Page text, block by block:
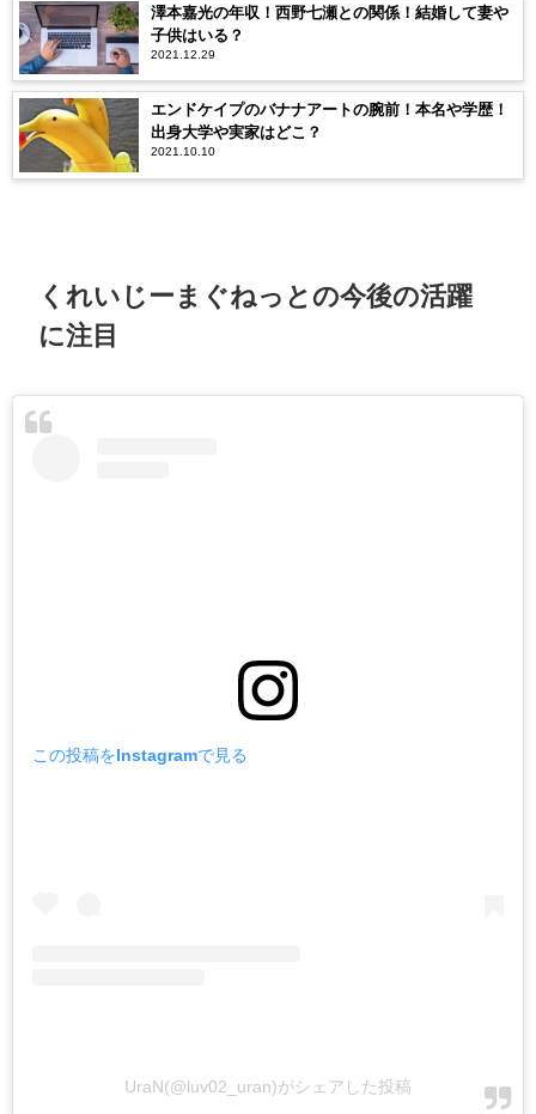
澤本嘉光の年収！西野七瀬との関係！結婚して妻や
子供はいる？
2021.12.29
エンドケイプのバナナアートの腕前！本名や学歴！
出身大学や実家はどこ？
2021.10.10
くれいじーまぐねっとの今後の活躍
に注目
この投稿をInstagramで見る
UraN(@luv02_uran)がシェアした投稿